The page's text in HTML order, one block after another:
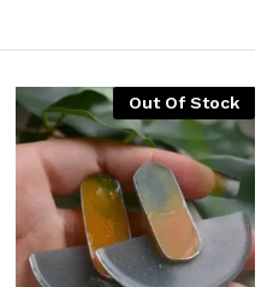
Out Of Stock